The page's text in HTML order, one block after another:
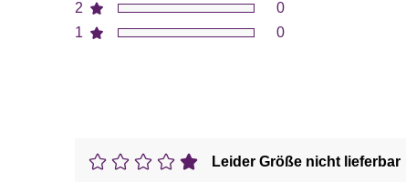
2
1
0
0
Leider Größe nicht lieferbar